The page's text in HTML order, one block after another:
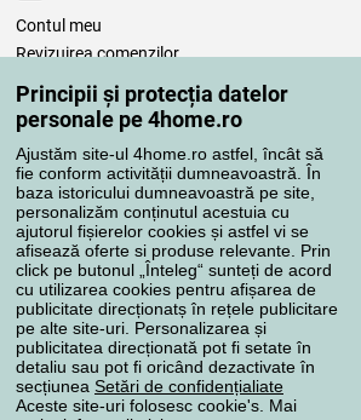
Principii și protecția datelor
personale pe 4home.ro
Ajustăm site-ul 4home.ro astfel, încât să
fie conform activității dumneavoastră. În
baza istoricului dumneavoastră pe site,
personalizăm conținutul acestuia cu
ajutorul fișierelor cookies și astfel vi se
afisează oferte si produse relevante. Prin
click pe butonul „Înteleg“ sunteți de acord
cu utilizarea cookies pentru afișarea de
publicitate direcționatș în rețele publicitare
pe alte site-uri. Personalizarea și
publicitatea direcționată pot fi setate în
detaliu sau pot fi oricând dezactivate în
secțiunea Setări de confidențialiate
Aceste site-uri folosesc cookie's. Mai
Contul meu
Revizuirea comenzilor
Reclamaţii
Retragere de la contract
Regulile de procesare a recenziilor
Metode de transport
Metode de plată
Magazin de încredere